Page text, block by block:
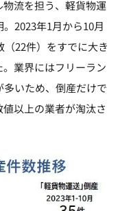
流を担う、軽貨物運
2023年1月から10月
22件）をすでに大き
業界にはフリーラン
いため、倒産だけで
以上の業者が淘汰さ